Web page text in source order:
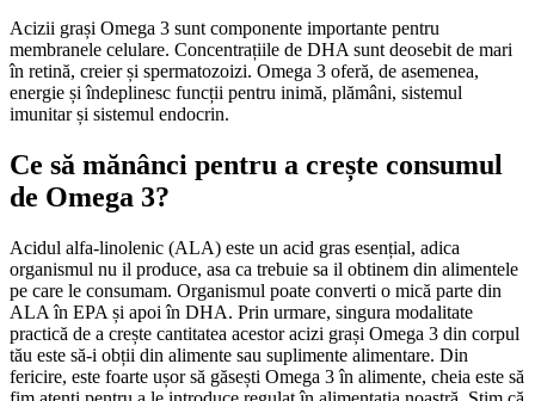
Acizii grași Omega 3 sunt componente importante pentru
membranele celulare. Concentrațiile de DHA sunt deosebit de mari
în retină, creier și spermatozoizi. Omega 3 oferă, de asemenea,
energie și îndeplinesc funcții pentru inimă, plămâni, sistemul
imunitar și sistemul endocrin.
Ce să mănânci pentru a crește consumul
de Omega 3?
Acidul alfa-linolenic (ALA) este un acid gras esențial, adica
organismul nu il produce, asa ca trebuie sa il obtinem din alimentele
pe care le consumam. Organismul poate converti o mică parte din
ALA în EPA și apoi în DHA. Prin urmare, singura modalitate
practică de a crește cantitatea acestor acizi grași Omega 3 din corpul
tău este să-i obții din alimente sau suplimente alimentare. Din
fericire, este foarte ușor să găsești Omega 3 în alimente, cheia este să